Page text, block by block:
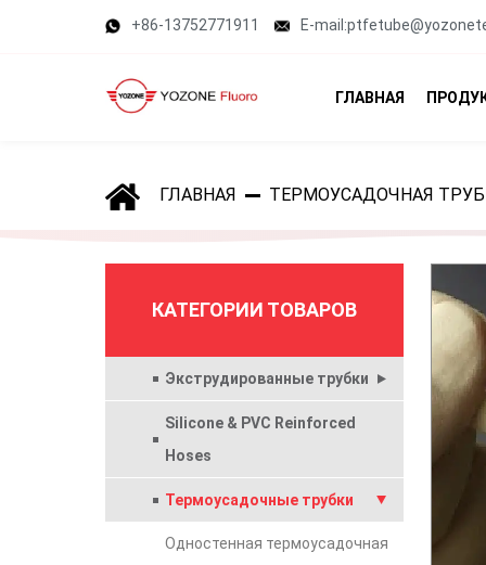
+86-13752771911 E-
ГЛАВНАЯ
ГЛАВНАЯ ТЕРМОУСАДОЧНАЯ
КАТЕГОРИИ ТОВАРОВ
Экструдированные трубки
Silicone & PVC Reinforced
Hoses
Термоусадочные трубки
Одностенная термоусадочная